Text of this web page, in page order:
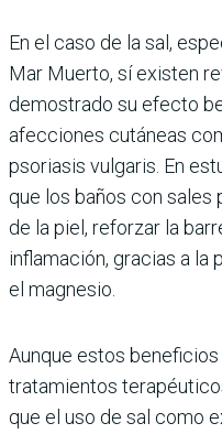
En el caso de la sal,
Mar Muerto, sí existen
demostrado su efecto
afecciones cutáneas
psoriasis vulgaris. En
que los baños con sales
de la piel, reforzar la
inflamación, gracias a la
el magnesio.
Aunque estos
tratamientos
que el uso de sal como